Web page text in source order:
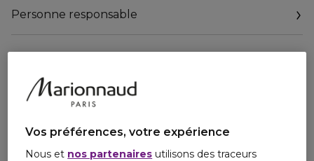
dégradation du collagène.
La technologie EAU CELLULAIRE reproduit les qualités de
cellulaire.
utilisateurs ont constaté une optimisation du bronzage, 94
% une préservation de la jeunesse de la peau et 88 % une
peau plus résistante au soleil. Comme tous les soins Institut
Esthederm, ce lait solaire respecte les principes de
l'écobiologie et du biomimétisme pour soutenir la peau.
Les produits Institut Esthederm sont conçus et fabriqués à
Personne responsable
Vos préférences, votre expérience
Nous et nos partenaires utilisons des traceurs